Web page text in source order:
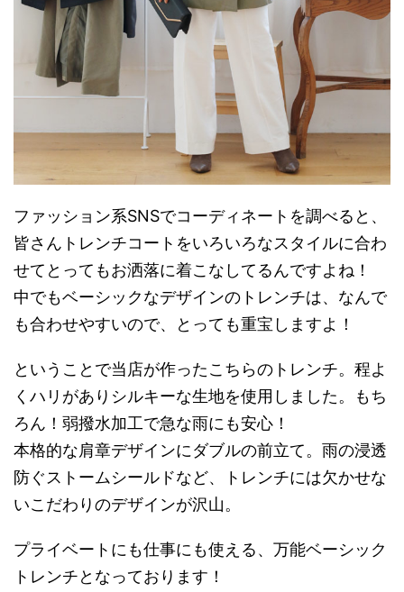
ファッション系SNSでコーディネートを調べると、
皆さんトレンチコートをいろいろなスタイルに合わ
せてとってもお洒落に着こなしてるんですよね！
中でもベーシックなデザインのトレンチは、なんで
も合わせやすいので、とっても重宝しますよ！
ということで当店が作ったこちらのトレンチ。程よ
くハリがありシルキーな生地を使用しました。もち
ろん！弱撥水加工で急な雨にも安心！
本格的な肩章デザインにダブルの前立て。雨の浸透
防ぐストームシールドなど、トレンチには欠かせな
いこだわりのデザインが沢山。
プライベートにも仕事にも使える、万能ベーシック
トレンチとなっております！